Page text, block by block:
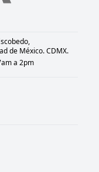
de México. CDMX.
a 2pm